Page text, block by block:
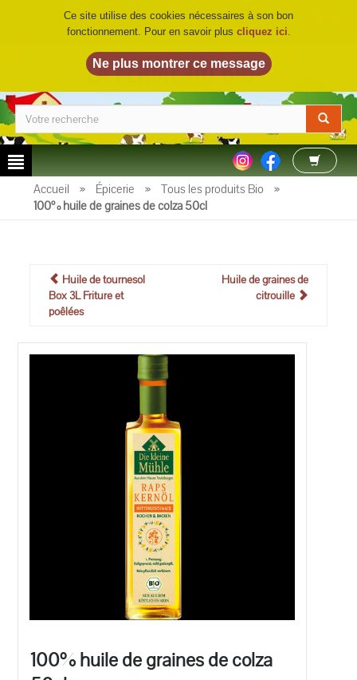
LA FERME DU BIO©
Accueil » Épicerie » Tous les produits Bio
»
100% huile de graines de colza 50cl
Huile de tournesol
Box 3L Friture et
poêlées
Huile de graines de
citrouille
100% huile de graines de colza
Ce site utilise des cookies nécessaires à son bon
fonctionnement. Pour en savoir plus cliquez ici.